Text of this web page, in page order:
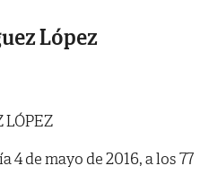
López
LÓPEZ
4 de mayo de 2016, a los 77